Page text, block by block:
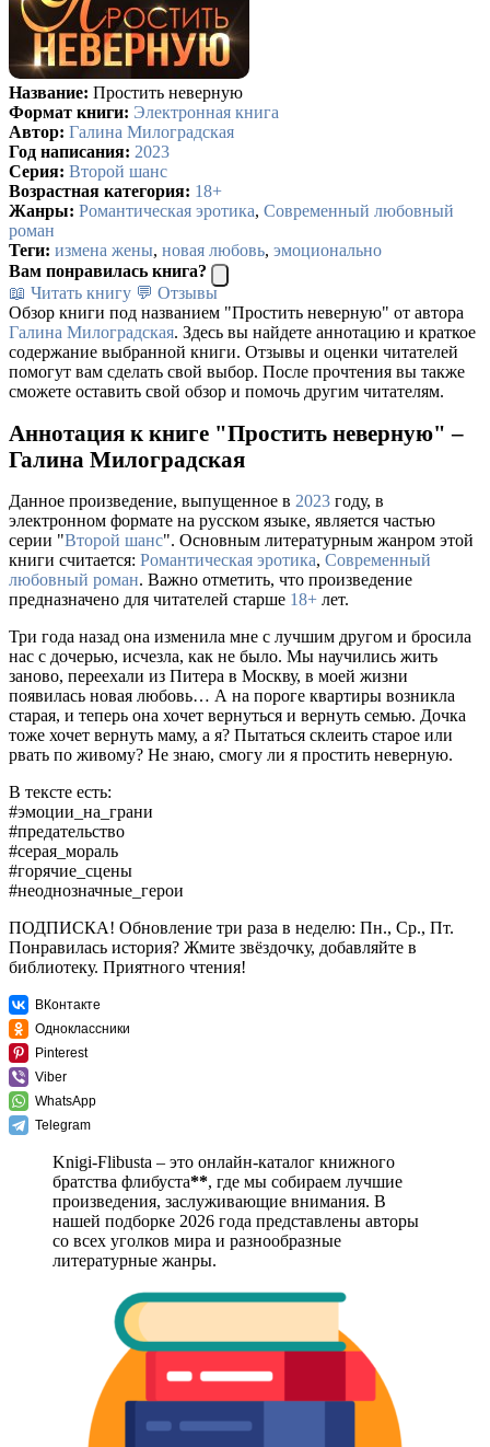
Название: Простить неверную
Формат книги: Электронная книга
Автор: Галина Милоградская
Год написания: 2023
Серия: Второй шанс
Возрастная категория: 18+
Жанры: Романтическая эротика, Современный любовный
роман
Теги: измена жены, новая любовь, эмоционально
Вам понравилась книга?
📖 Читать книгу 💬 Отзывы
Обзор книги под названием "Простить неверную" от автора
Галина Милоградская. Здесь вы найдете аннотацию и краткое
содержание выбранной книги. Отзывы и оценки читателей
помогут вам сделать свой выбор. После прочтения вы также
сможете оставить свой обзор и помочь другим читателям.
Аннотация к книге "Простить неверную" –
Галина Милоградская
Данное произведение, выпущенное в 2023 году, в
электронном формате на русском языке, является частью
серии "Второй шанс". Основным литературным жанром этой
книги считается: Романтическая эротика, Современный
любовный роман. Важно отметить, что произведение
предназначено для читателей старше 18+ лет.
Три года назад она изменила мне с лучшим другом и бросила
нас с дочерью, исчезла, как не было. Мы научились жить
заново, переехали из Питера в Москву, в моей жизни
появилась новая любовь… А на пороге квартиры возникла
старая, и теперь она хочет вернуться и вернуть семью. Дочка
тоже хочет вернуть маму, а я? Пытаться склеить старое или
рвать по живому? Не знаю, смогу ли я простить неверную.
В тексте есть:
#эмоции_на_грани
#предательство
#серая_мораль
#горячие_сцены
#неоднозначные_герои
ПОДПИСКА! Обновление три раза в неделю: Пн., Ср., Пт.
Понравилась история? Жмите звёздочку, добавляйте в
библиотеку. Приятного чтения!
ВКонтакте
Одноклассники
Pinterest
Viber
WhatsApp
Telegram
Knigi-Flibusta – это онлайн-каталог книжного
братства флибуста**, где мы собираем лучшие
произведения, заслуживающие внимания. В
нашей подборке 2026 года представлены авторы
со всех уголков мира и разнообразные
литературные жанры.